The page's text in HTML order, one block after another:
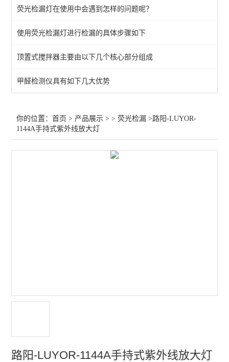
查看全部 >>
荧光检漏灯在使用中会遇到怎样的问题呢？
使用荧光检漏灯进行检漏的具体步骤如下
顶置式搅拌器主要由以下几个核心部分组成
甲醛检测仪具有如下几大优势
你的位置：首页 > 产品展示 > > 荧光检漏 >路阳-LUYOR-
1144A手持式紫外线放大灯
路阳-LUYOR-1144A手持式紫外线放大灯